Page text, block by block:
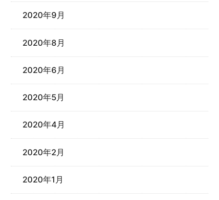
2020年9月
2020年8月
2020年6月
2020年5月
2020年4月
2020年2月
2020年1月